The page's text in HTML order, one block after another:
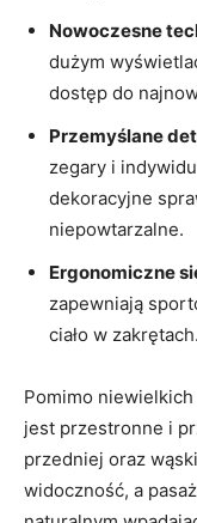
Nowoczesne
dużym
dostęp do
Przemyślane
zegary i
dekoracyjne
niepowtarzalne.
Ergonomiczne
zapewniają
ciało w zakrętach.
Pomimo
jest przestronne i
przedniej oraz
widoczność, a